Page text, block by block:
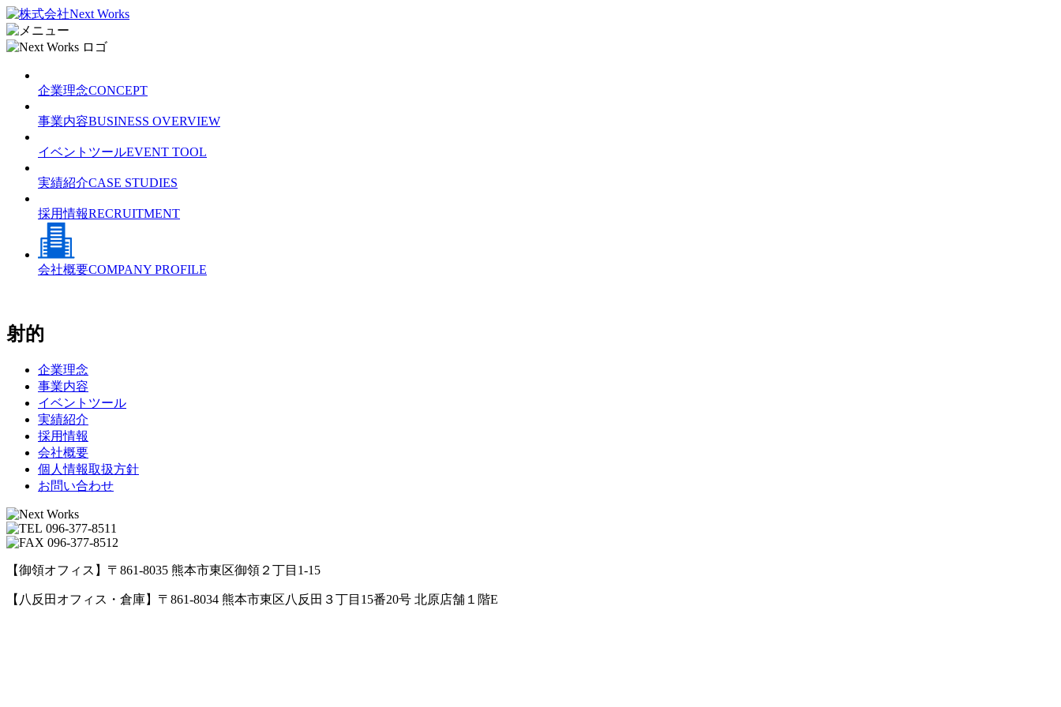
企業理念CONCEPT
事業内容BUSINESS OVERVIEW
イベントツールEVENT TOOL
実績紹介CASE STUDIES
採用情報RECRUITMENT
会社概要COMPANY PROFILE
射的
企業理念
事業内容
イベントツール
実績紹介
採用情報
会社概要
個人情報取扱方針
お問い合わせ
096-377-8511
096-377-8512
【御領オフィス】〒861-8035 熊本市東区御領２丁目1-15
【八反田オフィス・倉庫】〒861-8034 熊本市東区八反田３丁目15番20号 北原店舗１階E